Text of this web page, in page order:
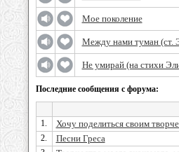
Мое поколение
Между нами туман (ст.
Не умирай (на стихи
Последние сообщения с форума:
1. Хочу поделиться своим
2. Песни Греса